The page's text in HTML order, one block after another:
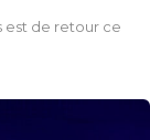
est de retour ce